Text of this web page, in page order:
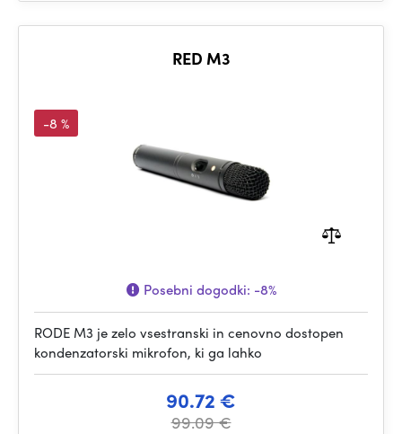
RED M3
-8 %
Posebni dogodki: -8%
RODE M3 je zelo vsestranski in cenovno dostopen
kondenzatorski mikrofon, ki ga lahko
90.72 €
99.09 €